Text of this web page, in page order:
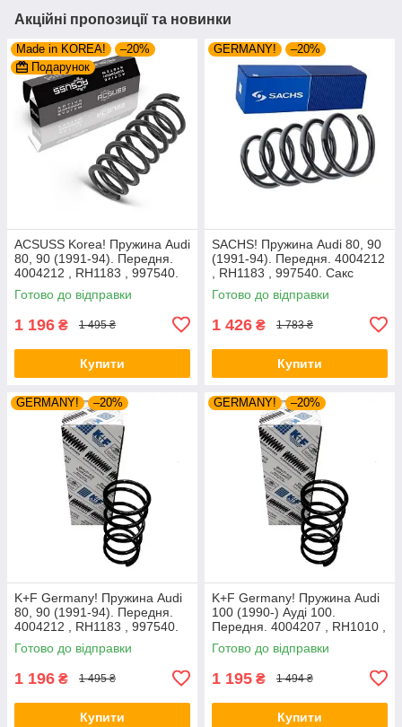
Акційні пропозиції та новинки
Made in KOREA!
–20%
Подарунок
ACSUSS Korea! Пружина Audi
80, 90 (1991-94). Передня.
4004212 , RH1183 , 997540.
Аксусс Корея
Готово до відправки
1 196 ₴ 1 495 ₴
Купити
GERMANY! –20%
SACHS! Пружина Audi 80, 90
(1991-94). Передня. 4004212
, RH1183 , 997540. Сакс
Готово до відправки
1 426 ₴ 1 783 ₴
Купити
GERMANY! –20%
K+F Germany! Пружина Audi
80, 90 (1991-94). Передня.
4004212 , RH1183 , 997540.
К+Ф Німеччина
Готово до відправки
1 196 ₴ 1 495 ₴
Купити
GERMANY! –20%
K+F Germany! Пружина Audi
100 (1990-) Ауді 100.
Передня. 4004207 , RH1010 ,
997224. К+Ф Німеччина
Готово до відправки
1 195 ₴ 1 494 ₴
Купити